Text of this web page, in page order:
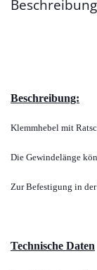
Beschreibung
Beschreibung:
Klemmhebel mit
Die Gewindelänge
Zur Befestigung in
Technische Daten